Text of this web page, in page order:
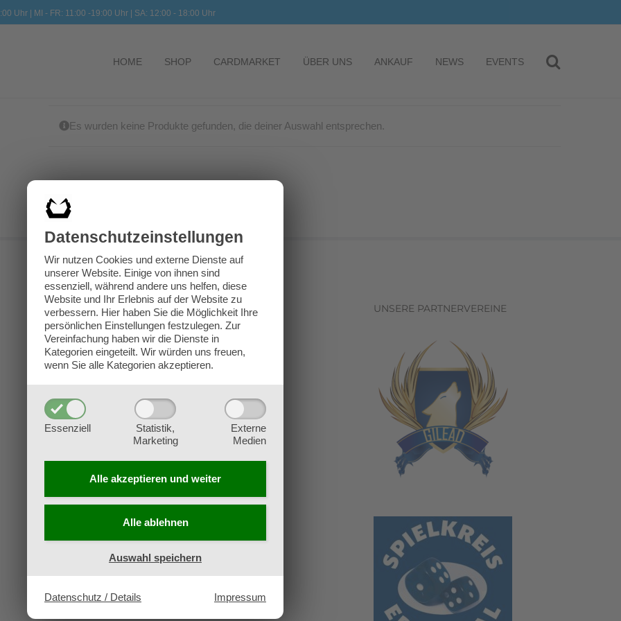
Datenschutz­einstellungen
Wir nutzen Cookies und externe Dienste auf
unserer Website. Einige von ihnen sind
essenziell, während andere uns helfen, diese
Website und Ihr Erlebnis auf der Website zu
verbessern. Hier haben Sie die Möglichkeit Ihre
persönlichen Einstellungen festzulegen. Zur
Vereinfachung haben wir die Dienste in
Kategorien eingeteilt. Wir würden uns freuen,
wenn Sie alle Kategorien akzeptieren.
Essenziell
Statistik,
Marketing
Externe
Medien
Alle akzeptieren und weiter
Alle ablehnen
Auswahl speichern
Datenschutz / Details Impressum
Uhr | MI - FR: 11:00 -19:00 Uhr | SA: 12:00 - 18:00 Uhr
HOME SHOP CARDMARKET ÜBER UNS ANKAUF NEWS EVENTS
Es wurden keine Produkte gefunden, die deiner Auswahl entsprechen.
Kontakt
Impressum
Datenschutz
Widerruf
UNSERE PARTNERVEREINE